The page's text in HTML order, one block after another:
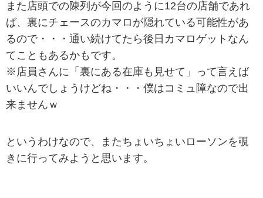
また店頭での陳列が今回のように12台の店舗であれ
ば、裏にチェースのカマロが隠れている可能性があ
るので・・・通い続けてたら後日カマロゲットなん
てこともあるかもです。
※店員さんに「裏にある在庫も見せて」って言えば
いいんでしょうけどね・・・僕はコミュ障なので出
来ませんｗ
というわけなので、またちょいちょいローソンを覗
きに行ってみようと思います。